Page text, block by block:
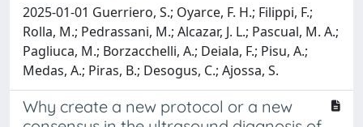
2025-01-01 Guerriero, S.; Oyarce, F. H.; Filippi, F.;
Rolla, M.; Pedrassani, M.; Alcazar, J. L.; Pascual, M. A.;
Pagliuca, M.; Borzacchelli, A.; Deiala, F.; Pisu, A.;
Medas, A.; Piras, B.; Desogus, C.; Ajossa, S.
Why create a new protocol or a new